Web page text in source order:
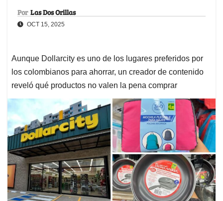
Por Las Dos Orillas
OCT 15, 2025
Aunque Dollarcity es uno de los lugares preferidos por
los colombianos para ahorrar, un creador de contenido
reveló qué productos no valen la pena comprar